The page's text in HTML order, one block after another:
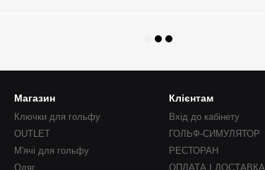
Магазин
Ключки для гольфу
OUTLET
М'ячі для гольфу
Одяг
Клієнтам
Вхід до кабінету
ГОЛЬФ-СИМУЛЯТОР
РЕСТОРАН
ОПЛАТА І ДОСТАВКА